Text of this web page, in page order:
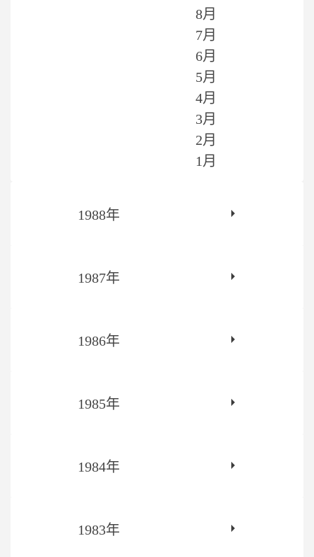
8月
7月
6月
5月
4月
3月
2月
1月
1988年
1987年
1986年
1985年
1984年
1983年